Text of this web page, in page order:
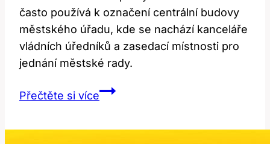
často používá k označení centrální budovy
městského úřadu, kde se nachází kanceláře
vládních úředníků a zasedací místnosti pro
jednání městské rady.
Přečtěte si víceCity